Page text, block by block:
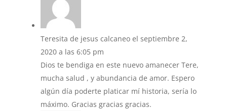
Teresita de jesus calcaneo el septiembre 2,
2020 a las 6:05 pm
Dios te bendiga en este nuevo amanecer Tere,
mucha salud , y abundancia de amor. Espero
algún día poderte platicar mí historia, sería lo
máximo. Gracias gracias gracias.